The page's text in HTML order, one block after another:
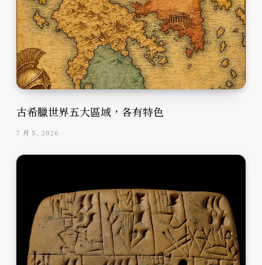
古希臘世界五大區域，各有特色
7 月 5, 2026